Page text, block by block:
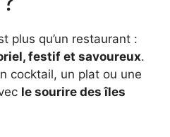
plus qu’un restaurant :
festif et savoureux.
cocktail, un plat ou une
le sourire des îles